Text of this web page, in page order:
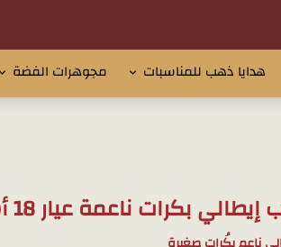
هدايا ذهب للمناسبات مجوهرات الفضة
بكرات ناعمة عيار 18 أسلوب راقي